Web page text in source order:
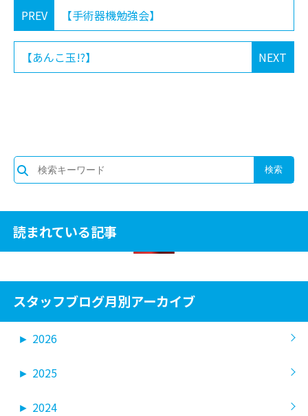
PREV 【手術器機勉強会】
NEXT
【あんこ玉!?】
読まれている記事
スタッフブログ月別アーカイブ
► 2026
► 2025
► 2024